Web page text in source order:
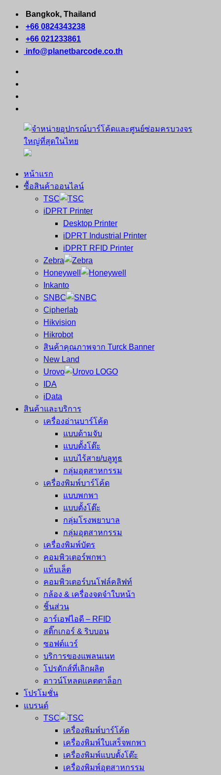
Skip
content
Bangkok, Thailand
+66 0824343238
+66 021233861
info@planetbarcode.co.th
จำหน่าย
คอมพิวเตอร์
หน้าแรก
ซื้อสินค้าออนไลน์
TSC
iDPRT Printer
Desktop Printer
iDPRT Industrial Printer
iDPRT RFID Printer
Zebra
Honeywell
Inkanto
SNBC
Cipherlab
Hikvision
Hikrobot
สินค้าคุณภาพจาก Turck Banner
New Land
Urovo
IDA
iData
สินค้าและบริการ
เครื่องอ่านบาร์โค้ด
แบบด้ามจับ
แบบตั้งโต๊ะ
แบบไร้สาย/บลูทูธ
กลุ่มอุตสาหกรรม
เครื่องพิมพ์บาร์โค้ด
แบบพกพา
แบบตั้งโต๊ะ
กลุ่มโรงพยาบาล
กลุ่มอุตสาหกรรม
เครื่องพิมพ์บัตร
คอมพิวเตอร์พกพา
แท็บเล็ต
คอมพิวเตอร์บนโฟล์คลิฟท์
กล้อง & เครื่องจดจำใบหน้า
ชิ้นส่วน
อาร์เอฟไอดี – RFID
สติ๊กเกอร์ & ริบบอน
ซอฟต์แวร์
บริการของแพลนเนท
โปรดักส์ที่เลิกผลิต
ดาวน์โหลดแคตตาล็อก
โปรโมชั่น
แบรนด์
TSC
เครื่องพิมพ์บาร์โค้ด
เครื่องพิมพ์ใบเสร็จพกพา
เครื่องพิมพ์แบบตั้งโต๊ะ
เครื่องพิมพ์อุตสาหกรรม